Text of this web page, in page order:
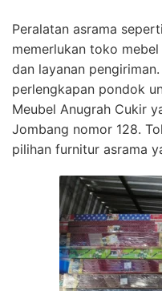
Peralatan asrama
memerlukan toko
dan layanan
perlengkapan pondok
Meubel Anugrah Cukir
Jombang nomor 128.
pilihan furnitur asrama